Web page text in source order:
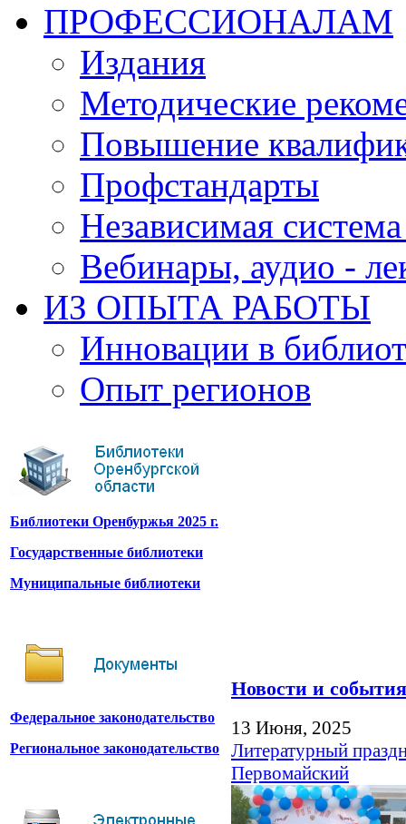
ПРОФЕССИОНАЛАМ
Издания
Методические
Повышение
Профстандарты
Независимая
Вебинары, аудио -
ИЗ ОПЫТА РАБОТЫ
Инновации в
Опыт регионов
Библиотеки Оренбуржья 2025 г.
Государственные библиотеки
Муниципальные библиотеки
Федеральное законодательство
Региональное законодательство
Новости и события
13 Июня, 2025
Литературный
Первомайский